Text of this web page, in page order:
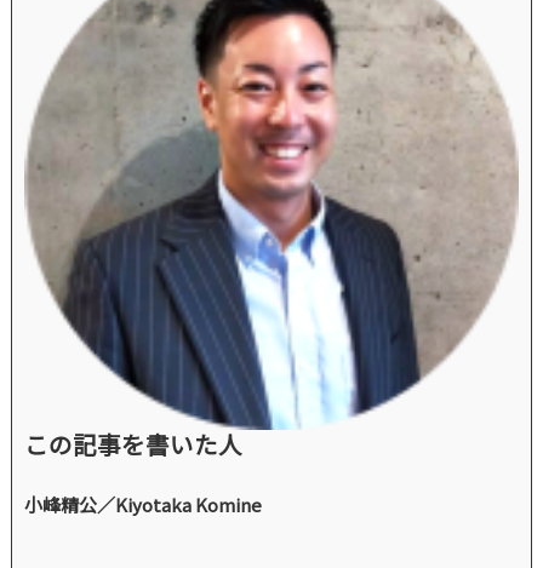
この記事を書いた人
小峰精公／Kiyotaka Komine